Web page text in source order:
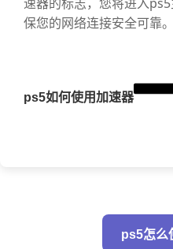
保您的网络连接安全可靠。
ps5如何使用加速器
ps5怎么